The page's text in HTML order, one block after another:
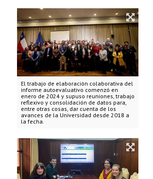
El trabajo de elaboración colaborativa del
informe autoevaluativo comenzó en
enero de 2024 y supuso reuniones, trabajo
reflexivo y consolidación de datos para,
entre otras cosas, dar cuenta de los
avances de la Universidad desde 2018 a
la fecha.